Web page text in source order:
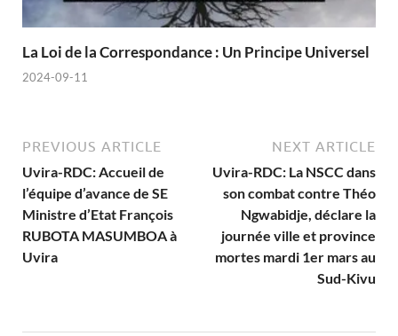
La Loi de la Correspondance : Un Principe Universel
2024-09-11
PREVIOUS ARTICLE
Uvira-RDC: Accueil de
l’équipe d’avance de SE
Ministre d’Etat François
RUBOTA MASUMBOA à
Uvira
NEXT ARTICLE
Uvira-RDC: La NSCC dans
son combat contre Théo
Ngwabidje, déclare la
journée ville et province
mortes mardi 1er mars au
Sud-Kivu